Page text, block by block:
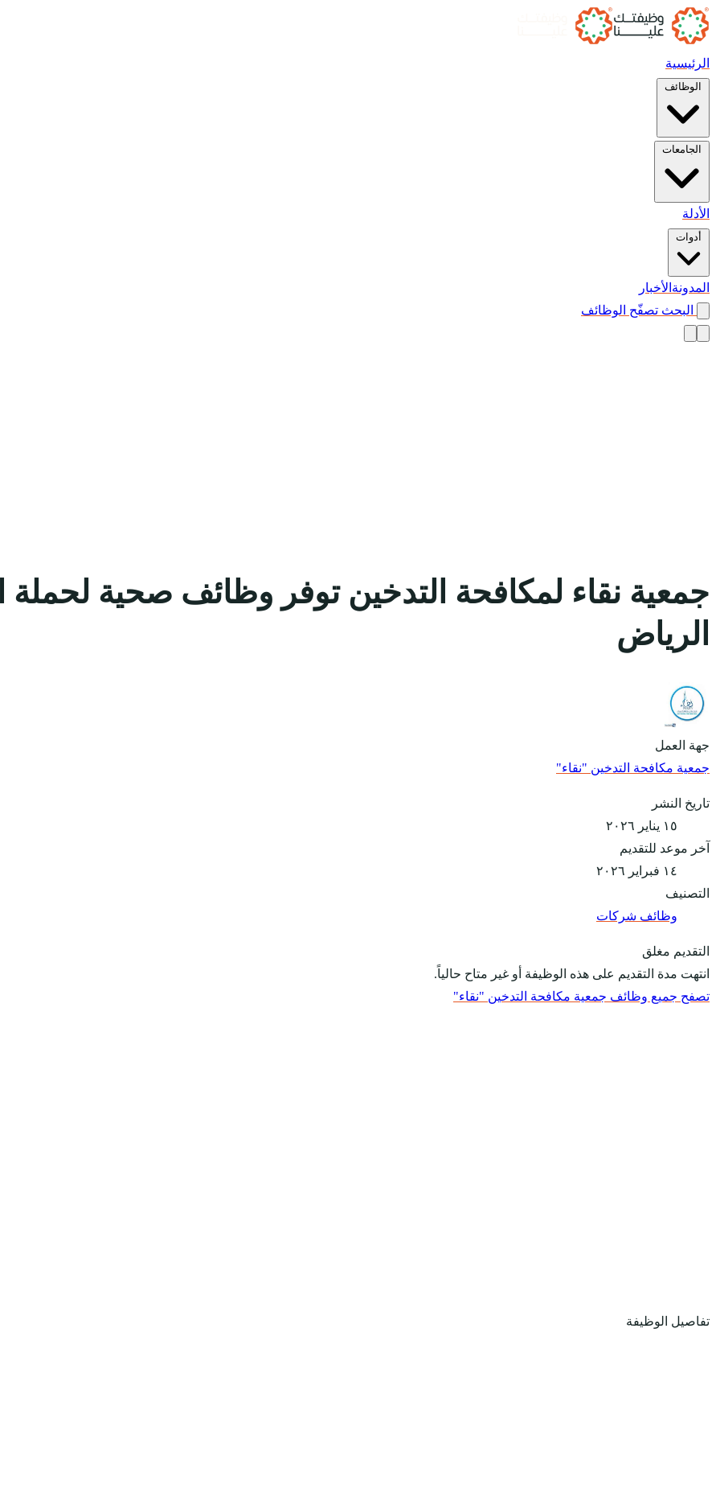
الرئيسية
الوظائف
الجامعات
الأدلة
أدوات
المدونة الأخبار
البحث تصفّح الوظائف
جمعية نقاء لمكافحة التدخين توفر وظائف صحية
الرياض
جهة العمل
جمعية مكافحة التدخين "نقاء"
تاريخ النشر
١٥ يناير ٢٠٢٦
آخر موعد للتقديم
١٤ فبراير ٢٠٢٦
التصنيف
وظائف شركات
التقديم مغلق
انتهت مدة التقديم على هذه الوظيفة أو غير متاح حالياً.
تصفح جميع وظائف جمعية مكافحة التدخين "نقاء"
تفاصيل الوظيفة